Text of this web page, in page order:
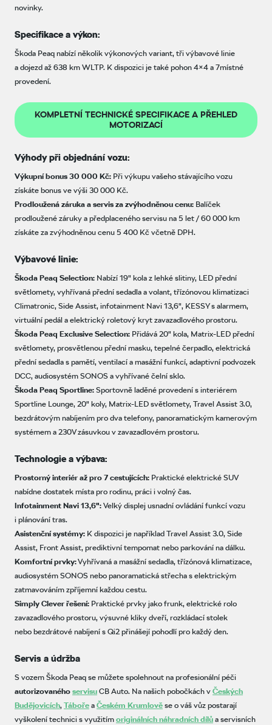
novinky.
Specifikace a výkon:
Škoda Peaq nabízí několik výkonových variant, tři výbavové linie
a dojezd až 638 km WLTP. K dispozici je také pohon 4×4 a 7místné
provedení.
KOMPLETNÍ TECHNICKÉ SPECIFIKACE A PŘEHLED
MOTORIZACÍ
Výhody při objednání vozu:
Výkupní bonus 30 000 Kč: Při výkupu vašeho stávajícího vozu
získáte bonus ve výši 30 000 Kč.
Prodloužená záruka a servis za zvýhodněnou cenu: Balíček
prodloužené záruky a předplaceného servisu na 5 let / 60 000 km
získáte za zvýhodněnou cenu 5 400 Kč včetně DPH.
Výbavové linie:
Škoda Peaq Selection: Nabízí 19" kola z lehké slitiny, LED přední
světlomety, vyhřívaná přední sedadla a volant, třízónovou klimatizaci
Climatronic, Side Assist, infotainment Navi 13,6", KESSY s alarmem,
virtuální pedál a elektrický roletový kryt zavazadlového prostoru.
Škoda Peaq Exclusive Selection: Přidává 20" kola, Matrix-LED přední
světlomety, prosvětlenou přední masku, tepelné čerpadlo, elektrická
přední sedadla s pamětí, ventilací a masážní funkcí, adaptivní podvozek
DCC, audiosystém SONOS a vyhřívané čelní sklo.
Škoda Peaq Sportline:Sportovně laděné provedení s interiérem
Sportline Lounge, 20" koly, Matrix-LED světlomety, Travel Assist 3.0,
bezdrátovým nabíjením pro dva telefony, panoramatickým kamerovým
systémem a 230V zásuvkou v zavazadlovém prostoru.
Technologie a výbava:
Prostorný interiér až pro 7 cestujících: Praktické elektrické SUV
nabídne dostatek místa pro rodinu, práci i volný čas.
Infotainment Navi 13,6":Velký displej usnadní ovládání funkcí vozu
i plánování tras.
Asistenční systémy: K dispozici je například Travel Assist 3.0, Side
Assist, Front Assist, prediktivní tempomat nebo parkování na dálku.
Komfortní prvky:Vyhřívaná a masážní sedadla, třízónová klimatizace,
audiosystém SONOS nebo panoramatická střecha s elektrickým
zatmavováním zpříjemní každou cestu.
Simply Clever řešení: Praktické prvky jako frunk, elektrické rolo
zavazadlového prostoru, výsuvné kliky dveří, rozkládací stolek
nebo bezdrátové nabíjení s Qi2 přinášejí pohodlí pro každý den.
Servis a údržba
S vozem Škoda Peaq se můžete spolehnout na profesionální péči
autorizovanéhoservisuCB Auto. Na našich pobočkách vČeských
Budějovicích,TábořeaČeském Krumlověse o váš vůz postarají
vyškolení technici s využitímoriginálních náhradních dílůa servisních